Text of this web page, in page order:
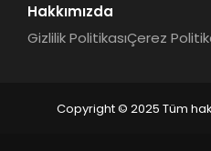
Hakkımızda
Gizlilik PolitikasıÇerez
Copyright © 2025 Tüm